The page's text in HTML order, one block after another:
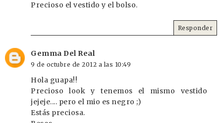
Precioso el vestido y el bolso.
Responder
Gemma Del Real
9 de octubre de 2012 a las 10:49
Hola guapa!!
Precioso look y tenemos el mismo vestido
jejeje.... pero el mio es negro ;)
Estás preciosa.